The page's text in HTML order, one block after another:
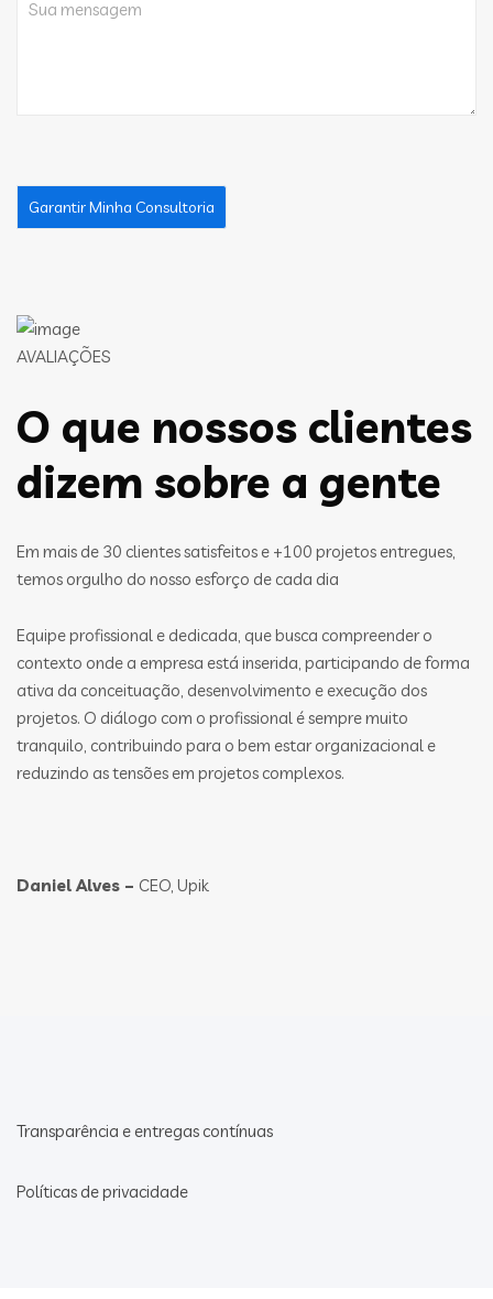
AVALIAÇÕES
O que nossos clientes
dizem sobre a gente
Em mais de 30 clientes satisfeitos e +100 projetos entregues,
temos orgulho do nosso esforço de cada dia
Equipe profissional e dedicada, que busca compreender o
contexto onde a empresa está inserida, participando de forma
ativa da conceituação, desenvolvimento e execução dos
projetos. O diálogo com o profissional é sempre muito
tranquilo, contribuindo para o bem estar organizacional e
reduzindo as tensões em projetos complexos.
Daniel Alves – CEO, Upik
Transparência e entregas contínuas
Políticas de privacidade